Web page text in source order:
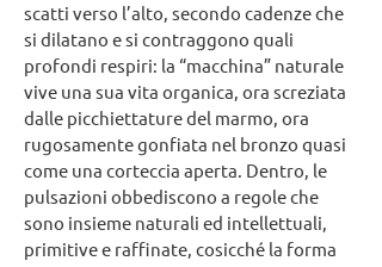
scatti verso l’alto, secondo cadenze che
si dilatano e si contraggono quali
profondi respiri: la “macchina” naturale
vive una sua vita organica, ora screziata
dalle picchiettature del marmo, ora
rugosamente gonfiata nel bronzo quasi
come una corteccia aperta. Dentro, le
pulsazioni obbediscono a regole che
sono insieme naturali ed intellettuali,
primitive e raffinate, cosicché la forma